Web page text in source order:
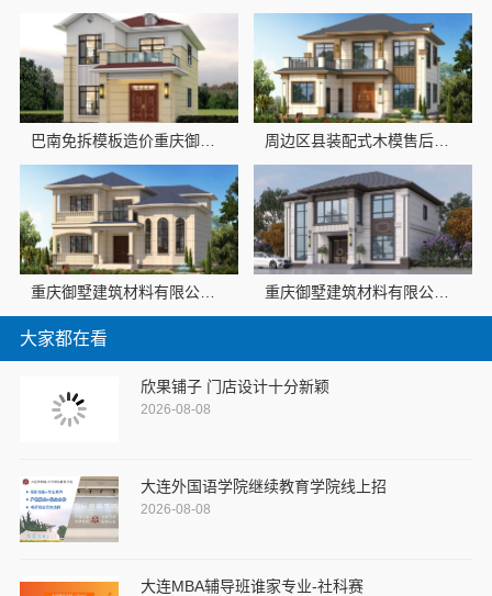
重庆御墅建筑材料有限公司：巴南定制化建房工期短
大家都在看
欣果铺子 门店设计十分新颖
2026-08-08
大连外国语学院继续教育学院线上招
2026-08-08
大连MBA辅导班谁家专业-社科赛